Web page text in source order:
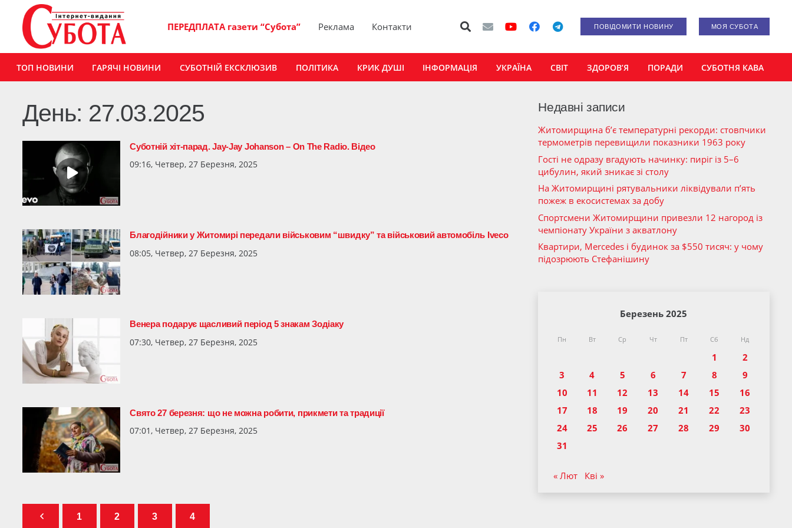
ПЕРЕДПЛАТА газети “Субота” Реклама Контакти ПОВІДОМИТИ НОВИНУ МОЯ СУБОТА
ТОП НОВИНИ ГАРЯЧІ НОВИНИ СУБОТНІЙ ЕКСКЛЮЗИВ ПОЛІТИКА КРИК ДУШІ ІНФОРМАЦІЯ УКРАЇНА СВІТ ЗДОРОВ’Я ПОРАДИ СУБОТНЯ КАВА
День: 27.03.2025
Суботній хіт-парад. Jay-Jay Johanson – On The Radio. Відео
09:16, Четвер, 27 Березня, 2025
Благодійники у Житомирі передали військовим “швидку” та військовий автомобіль Iveco
08:05, Четвер, 27 Березня, 2025
Венера подарує щасливий період 5 знакам Зодіаку
07:30, Четвер, 27 Березня, 2025
Свято 27 березня: що не можна робити, прикмети та традиції
07:01, Четвер, 27 Березня, 2025
1 2 3 4
Недавні записи
Житомирщина б’є температурні рекорди: стовпчики
термометрів перевищили показники 1963 року
Гості не одразу вгадують начинку: пиріг із 5–6
цибулин, який зникає зі столу
На Житомирщині рятувальники ліквідували п’ять
пожеж в екосистемах за добу
Спортсмени Житомирщини привезли 12 нагород із
чемпіонату України з акватлону
Квартири, Mercedes і будинок за $550 тисяч: у чому
підозрюють Стефанішину
Березень 2025
Пн Вт Ср Чт Пт Сб Нд
1
2
3
4 5 6 7 8
9
10
11 12 13 14 15
16
17
18 19 20 21 22
23
24
25 26 27 28 29
30
31
« Лют Кві »